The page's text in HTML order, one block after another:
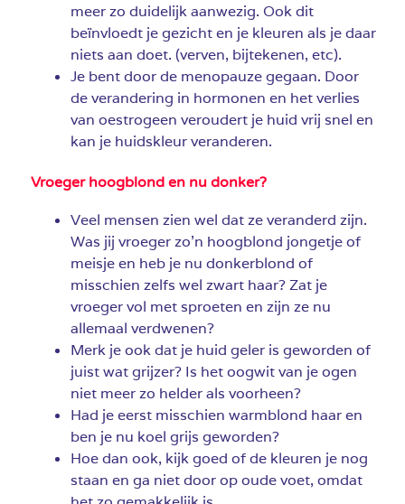
meer zo duidelijk aanwezig. Ook dit
beïnvloedt je gezicht en je kleuren als je daar
niets aan doet. (verven, bijtekenen, etc).
Je bent door de menopauze gegaan. Door
de verandering in hormonen en het verlies
van oestrogeen veroudert je huid vrij snel en
kan je huidskleur veranderen.
Vroeger hoogblond en nu donker?
Veel mensen zien wel dat ze veranderd zijn.
Was jij vroeger zo’n hoogblond jongetje of
meisje en heb je nu donkerblond of
misschien zelfs wel zwart haar? Zat je
vroeger vol met sproeten en zijn ze nu
allemaal verdwenen?
Merk je ook dat je huid geler is geworden of
juist wat grijzer? Is het oogwit van je ogen
niet meer zo helder als voorheen?
Had je eerst misschien warmblond haar en
ben je nu koel grijs geworden?
Hoe dan ook, kijk goed of de kleuren je nog
staan en ga niet door op oude voet, omdat